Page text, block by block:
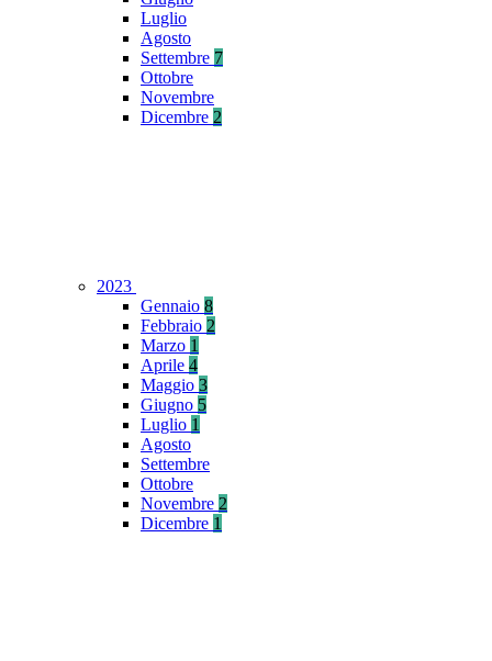
Luglio
Agosto
Settembre 7
Ottobre
Novembre
Dicembre 2
2023
Gennaio 8
Febbraio 2
Marzo 1
Aprile 4
Maggio 3
Giugno 5
Luglio 1
Agosto
Settembre
Ottobre
Novembre 2
Dicembre 1